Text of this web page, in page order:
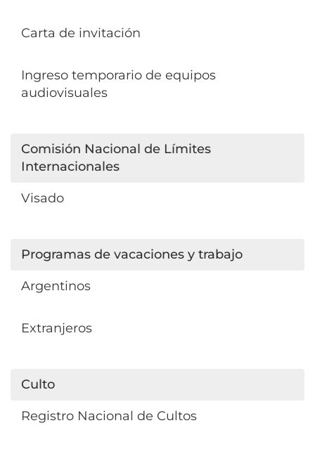
Carta de invitación
Ingreso temporario de equipos
audiovisuales
Comisión Nacional de Límites
Internacionales
Visado
Programas de vacaciones y trabajo
Argentinos
Extranjeros
Culto
Registro Nacional de Cultos